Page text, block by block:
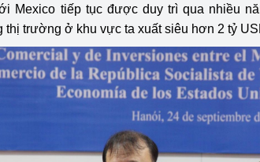
Thị trường
Ngành Công Thương đưa nghị
Đại hội XIV của Đảng vào cuộc
Phát triển công nghiệpCông
Chính sách
Sản xuất
Phát triển năng lượng
Mexico tiếp tục được duy trì qua nhiều
thị trường ở khu vực ta xuất siêu hơn 2 tỷ